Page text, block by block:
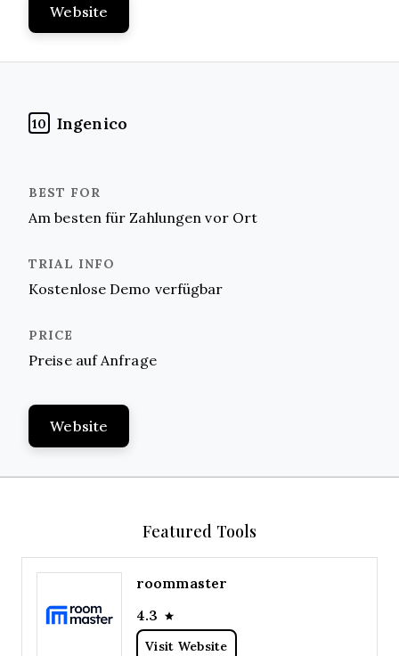
Website
10 Ingenico
Am besten für Zahlungen vor Ort
Kostenlose Demo verfügbar
Preise auf Anfrage
Website
Featured Tools
roommaster
4.3
Visit Website